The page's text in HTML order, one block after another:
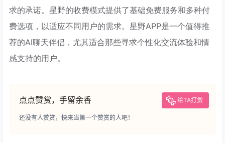
求的承诺。星野的收费模式提供了基础免费服务和多种付
费选项，以适应不同用户的需求。星野APP是一个值得推
荐的AI聊天伴侣，尤其适合那些寻求个性化交流体验和情
感支持的用户。
点点赞赏，手留余香 给TA打赏
还没有人赞赏，快来当第一个赞赏的人吧！